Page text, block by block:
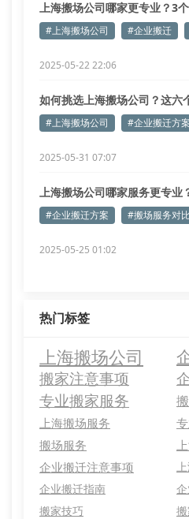
上海搬场公司哪家更专业？3
#上海搬场公司 #企业搬迁
2025-05-22 22:06
如何挑选上海搬场公司？这六
#上海搬场公司 #企业搬迁方案
2025-05-31 07:07
上海搬场公司哪家服务更专业
#企业搬迁方案 #搬场服务对
2025-05-25 01:02
热门标签
上海搬场公司
搬家注意事项
专业搬家服务
上海搬场服务
搬场服务
企业搬迁注意事项
企业搬迁指南
搬家技巧